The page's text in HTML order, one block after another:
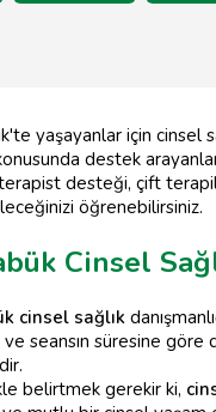
yaşayanlar için cinsel
destek
desteği, çift
öğrenebilirsiniz.
Cinsel
cinsel sağlık
ve seansın süresine
belirtmek gerekir ki,